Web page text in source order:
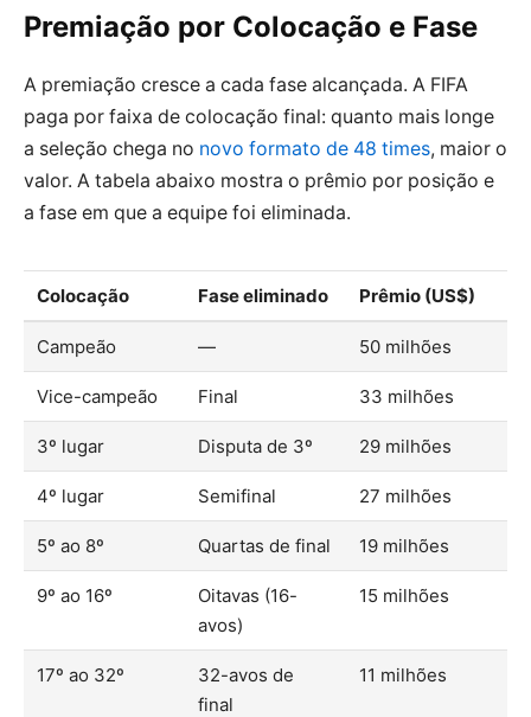
Premiação por Colocação e Fase
A premiação cresce a cada fase alcançada. A FIFA
paga por faixa de colocação final: quanto mais longe
a seleção chega no novo formato de 48 times, maior o
valor. A tabela abaixo mostra o prêmio por posição e
a fase em que a equipe foi eliminada.
Colocação Fase eliminado Prêmio (US$)
Campeão — 50 milhões
Vice-campeão Final 33 milhões
3º lugar Disputa de 3º 29 milhões
4º lugar Semifinal 27 milhões
5º ao 8º Quartas de final 19 milhões
9º ao 16º
Oitavas (16-
avos)
15 milhões
17º ao 32º
32-avos de
final
11 milhões